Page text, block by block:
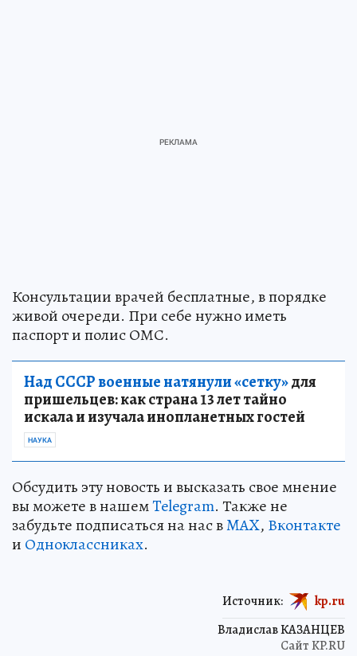
Консультации врачей бесплатные, в порядке
живой очереди. При себе нужно иметь
паспорт и полис ОМС.
Над СССР военные натянули «сетку»для
пришельцев: как страна 13 лет тайно
искала и изучала инопланетных гостей
НАУКА
Обсудить эту новость и высказать свое мнение
вы можете в нашемTelegram. Также не
забудьте подписаться на нас вMAX, Вконтакте
и Одноклассниках.
Владислав КАЗАНЦЕВ
Сайт KP.RU
Источник: kp.ru